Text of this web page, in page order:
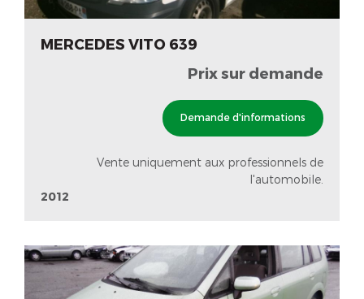
MERCEDES VITO 639
Prix sur demande
Demande d'informations
Vente uniquement aux professionnels de
l'automobile.
2012